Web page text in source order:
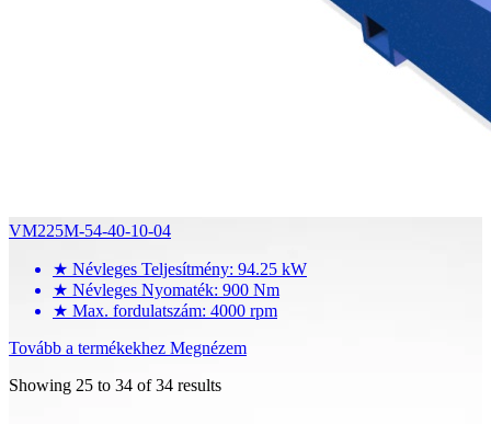
VM225M-54-40-10-04
★ Névleges Teljesítmény: 94.25 kW
★ Névleges Nyomaték: 900 Nm
★ Max. fordulatszám: 4000 rpm
Tovább a termékekhez Megnézem
Showing 25 to 34 of34 results